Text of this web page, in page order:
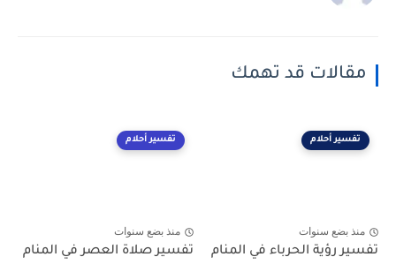
مقالات قد تهمك
تفسير أحلام
منذ بضع سنوات
تفسير رؤية الحرباء في المنام
تفسير أحلام
منذ بضع سنوات
تفسير صلاة العصر في المنام